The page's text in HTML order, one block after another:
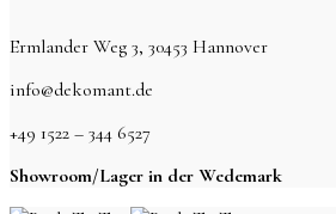
Ermlander Weg 3, 30453 Hannover
info@dekomant.de
+49 1522 – 344 6527
Showroom/Lager in der Wedemark